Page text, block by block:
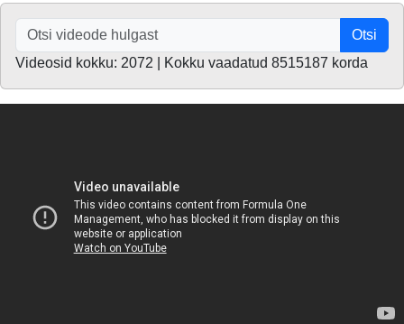
Otsi
Videosid kokku: 2072 | Kokku vaadatud 8515187 korda